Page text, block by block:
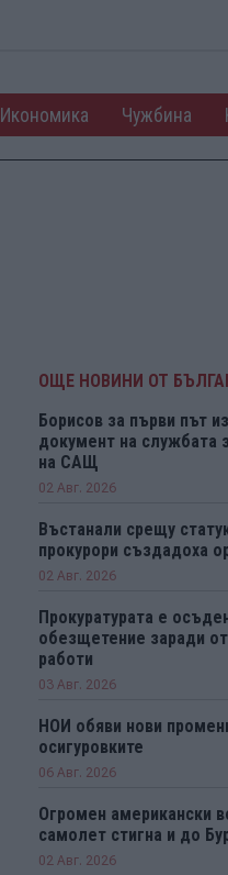
Икономика Чужбина
ОЩЕ НОВИНИ ОТ
Борисов за първи път
документ на службата
на САЩ
02 Авг. 2026
Въстанали срещу
прокурори създадоха
02 Авг. 2026
Прокуратурата е
обезщетение заради
работи
03 Авг. 2026
НОИ обяви нови
осигуровките
06 Авг. 2026
Огромен американски
самолет стигна и до
02 Авг. 2026